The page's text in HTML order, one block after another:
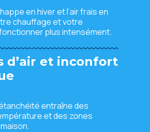
en hiver et l’air frais en
chauffage et votre
plus intensément.
d’air et inconfort
entraîne des
et des zones